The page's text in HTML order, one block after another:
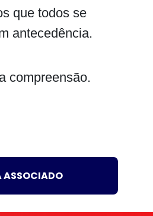
que todos se
antecedência.
compreensão.
ASSOCIADO